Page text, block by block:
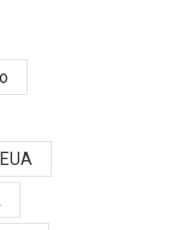
EUA